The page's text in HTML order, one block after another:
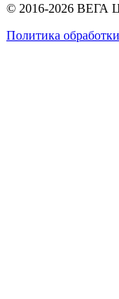
© 2016-2026 ВЕГА
Политика